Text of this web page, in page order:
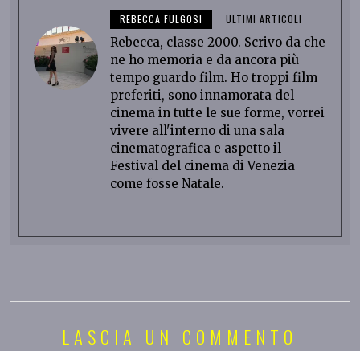
REBECCA FULGOSI ULTIMI ARTICOLI
Rebecca, classe 2000. Scrivo da che
ne ho memoria e da ancora più
tempo guardo film. Ho troppi film
preferiti, sono innamorata del
cinema in tutte le sue forme, vorrei
vivere all'interno di una sala
cinematografica e aspetto il
Festival del cinema di Venezia
come fosse Natale.
LASCIA UN COMMENTO